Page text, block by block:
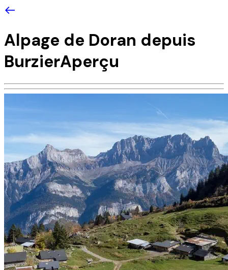
Alpage de Doran depuis
BurzierAperçu